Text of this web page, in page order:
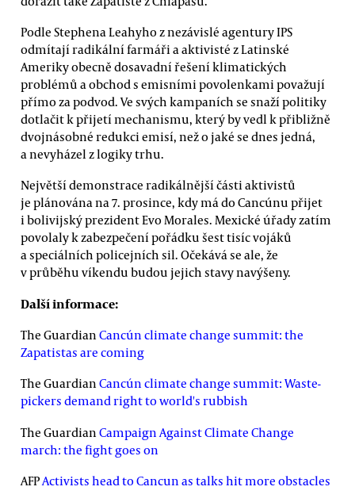
Podle Stephena Leahyho z nezávislé agentury IPS
odmítají radikální farmáři a aktivisté z Latinské
Ameriky obecně dosavadní řešení klimatických
problémů a obchod s emisními povolenkami považují
přímo za podvod. Ve svých kampaních se snaží politiky
dotlačit k přijetí mechanismu, který by vedl k přibližně
dvojnásobné redukci emisí, než o jaké se dnes jedná,
a nevyházel z logiky trhu.
Největší demonstrace radikálnější části aktivistů
je plánována na 7. prosince, kdy má do Cancúnu přijet
i bolivijský prezident Evo Morales. Mexické úřady zatím
povolaly k zabezpečení pořádku šest tisíc vojáků
a speciálních policejních sil. Očekává se ale, že
v průběhu víkendu budou jejich stavy navýšeny.
Další informace:
The Guardian Cancún climate change summit: the
Zapatistas are coming
The Guardian Cancún climate change summit: Waste-
pickers demand right to world's rubbish
The Guardian Campaign Against Climate Change
march: the fight goes on
AFPActivists head to Cancun as talks hit more obstacles